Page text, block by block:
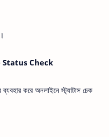
Check
করে অনলাইনে স্ট্যাটাস চেক